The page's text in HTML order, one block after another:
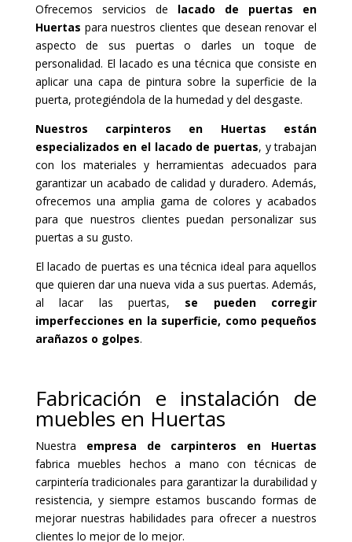
Ofrecemos servicios de lacado de puertas en
Huertas para nuestros clientes que desean renovar el
aspecto de sus puertas o darles un toque de
personalidad. El lacado es una técnica que consiste en
aplicar una capa de pintura sobre la superficie de la
puerta, protegiéndola de la humedad y del desgaste.
Nuestros carpinteros en Huertas están
especializados en el lacado de puertas, y trabajan
con los materiales y herramientas adecuados para
garantizar un acabado de calidad y duradero. Además,
ofrecemos una amplia gama de colores y acabados
para que nuestros clientes puedan personalizar sus
puertas a su gusto.
El lacado de puertas es una técnica ideal para aquellos
que quieren dar una nueva vida a sus puertas. Además,
al lacar las puertas, se pueden corregir
imperfecciones en la superficie, como pequeños
arañazos o golpes.
Fabricación e instalación de
muebles en Huertas
Nuestra empresa de carpinteros en Huertas
fabrica muebles hechos a mano con técnicas de
carpintería tradicionales para garantizar la durabilidad y
resistencia, y siempre estamos buscando formas de
mejorar nuestras habilidades para ofrecer a nuestros
clientes lo mejor de lo mejor.